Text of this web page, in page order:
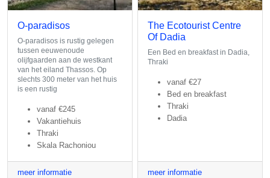
O-paradisos
O-paradisos is rustig gelegen
tussen eeuwenoude
olijfgaarden aan de westkant
van het eiland Thassos. Op
slechts 300 meter van het huis
is een rustig
vanaf €245
Vakantiehuis
Thraki
Skala Rachoniou
meer informatie
The Ecotourist Centre
Of Dadia
Een Bed en breakfast in Dadia,
Thraki
vanaf €27
Bed en breakfast
Thraki
Dadia
meer informatie